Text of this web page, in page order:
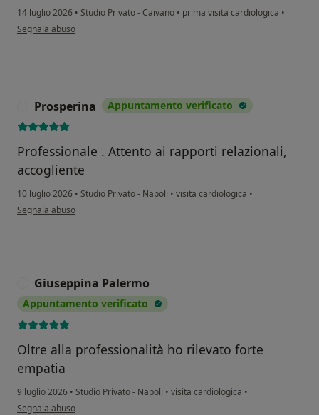
14 luglio 2026 • Studio Privato - Caivano • prima visita cardiologica •
secondo l'opinione dell'utente C F
Segnala abuso
Prosperina Appuntamento verificato
Professionale . Attento ai rapporti relazionali,
accogliente
10 luglio 2026 • Studio Privato - Napoli • visita cardiologica •
secondo l'opinione dell'utente Prosperina
Segnala abuso
Giuseppina Palermo
Appuntamento verificato
Oltre alla professionalità ho rilevato forte
empatia
9 luglio 2026 • Studio Privato - Napoli • visita cardiologica •
secondo l'opinione dell'utente Giuseppina Palermo
Segnala abuso